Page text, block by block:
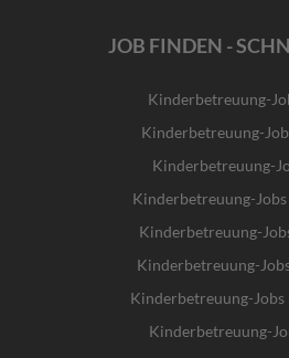
JOB FINDEN -
Kinderbetreuung-
Kinderbetreuung-
Kinderbetreuung-
Kinderbetreuung-
Kinderbetreuung-
Kinderbetreuung-
Kinderbetreuung-
Kinderbetreuung-